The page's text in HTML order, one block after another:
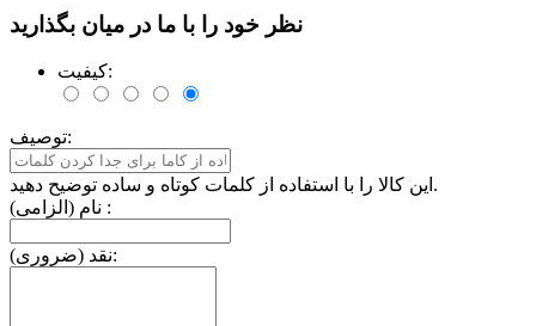
نظر خود را با ما در میان بگذارید
کیفیت:
توصیف:
این کالا را با استفاده از کلمات کوتاه و ساده توضیح دهید.
نام (الزامی) :
نقد (ضروری):